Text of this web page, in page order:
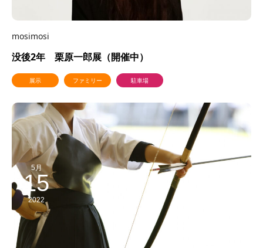
mosimosi
没後2年 栗原一郎展（開催中）
展示 ファミリー 駐車場
5月
15
2022